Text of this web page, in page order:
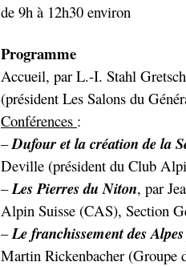
de 9h à 12h30 environ
Programme
Accueil, par L.-I. Stahl
(président Les Salons du
Conférences :
–Dufour et la création de la
Deville (président du Club
– Les Pierres du Niton, par
Alpin Suisse (CAS), Section
– Le franchissement des
Martin Rickenbacher (Groupe